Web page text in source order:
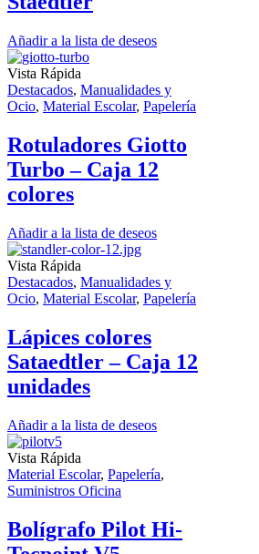
Añadir a la lista de deseos
Vista Rápida
Destacados, Manualidades y
Ocio, Material Escolar, Papelería
Rotuladores Giotto
Turbo – Caja 12
colores
Añadir a la lista de deseos
Vista Rápida
Destacados, Manualidades y
Ocio, Material Escolar, Papelería
Lápices colores
Sataedtler – Caja 12
unidades
Añadir a la lista de deseos
Vista Rápida
Material Escolar, Papelería,
Suministros Oficina
Bolígrafo Pilot Hi-